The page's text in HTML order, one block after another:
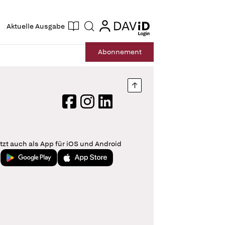
Aktuelle Ausgabe Suche login
login
Abonnement
Nach oben springen
FacebookInstagram
LinkedIn
auch als App für iOS und Android
Jetzt bei Google PlayLaden im App Store